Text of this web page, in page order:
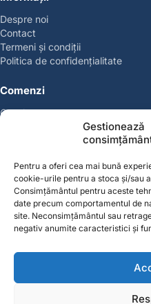
Gestionează
Pentru a oferi cea mai bună
cookie-urile pentru a stoca și/sau
Consimțământul pentru aceste
date precum comportamentul de
site. Neconsimțământul sau
negativ anumite caracteristici și
Despre noi
Contact
Termeni și condiții
Politica de confidențialitate
Comenzi
Coșul meu
Cont
Contul meu
Favorite
Magazin
Contact